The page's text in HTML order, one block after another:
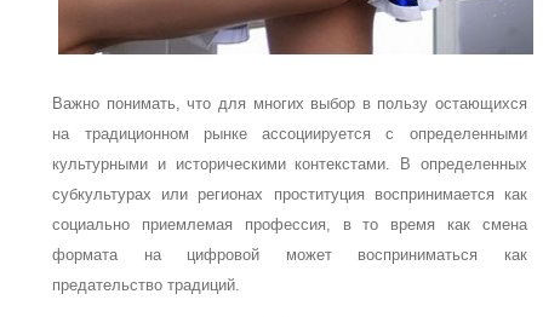
Важно понимать, что для многих выбор в пользу остающихся
на традиционном рынке ассоциируется с определенными
культурными и историческими контекстами. В определенных
субкультурах или регионах проституция воспринимается как
социально приемлемая профессия, в то время как смена
формата на цифровой может восприниматься как
предательство традиций.